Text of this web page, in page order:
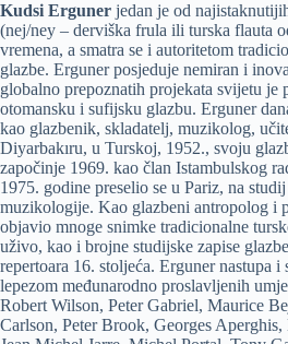
Kudsi Erguner jedan je od
(nej/ney – derviška frula ili turska flauta
vremena, a smatra se i autoritetom
glazbe. Erguner posjeduje nemiran i
globalno prepoznatih projekata svijetu je
otomansku i sufijsku glazbu. Erguner
kao glazbenik, skladatelj, muzikolog,
Diyarbakıru, u Turskoj, 1952., svoju
započinje 1969. kao član Istambulskog
1975. godine preselio se u Pariz, na
muzikologije. Kao glazbeni antropolog i
objavio mnoge snimke tradicionalne
uživo, kao i brojne studijske zapise
repertoara 16. stoljeća. Erguner nastupa i
lepezom međunarodno proslavljenih
Robert Wilson, Peter Gabriel, Maurice
Carlson, Peter Brook, Georges